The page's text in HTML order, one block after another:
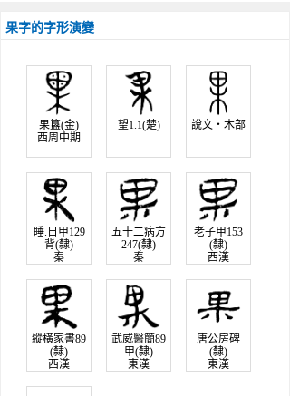
果字的字形演變
果簋(金)
西周中期
望1.1(楚) 說文‧木部
睡.日甲129
背(隸)
秦
五十二病方
247(隸)
秦
老子甲153
(隸)
西漢
縱橫家書89
(隸)
西漢
武威醫簡89
甲(隸)
東漢
唐公房碑
(隸)
東漢